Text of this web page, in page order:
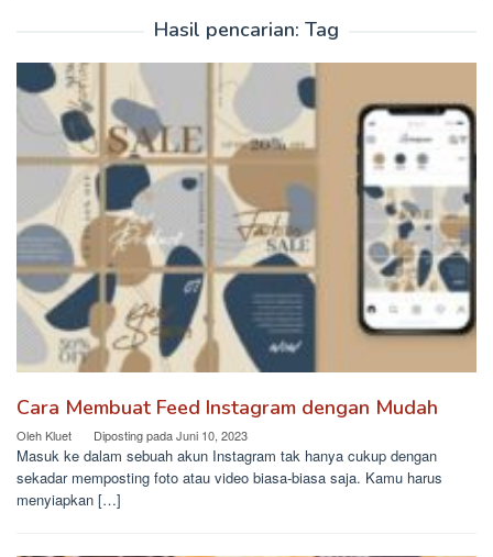
Hasil pencarian: Tag
Cara Membuat Feed Instagram dengan Mudah
Oleh Kluet Diposting padaJuni 10, 2023
Masuk ke dalam sebuah akun Instagram tak hanya cukup dengan
sekadar memposting foto atau video biasa-biasa saja. Kamu harus
menyiapkan […]